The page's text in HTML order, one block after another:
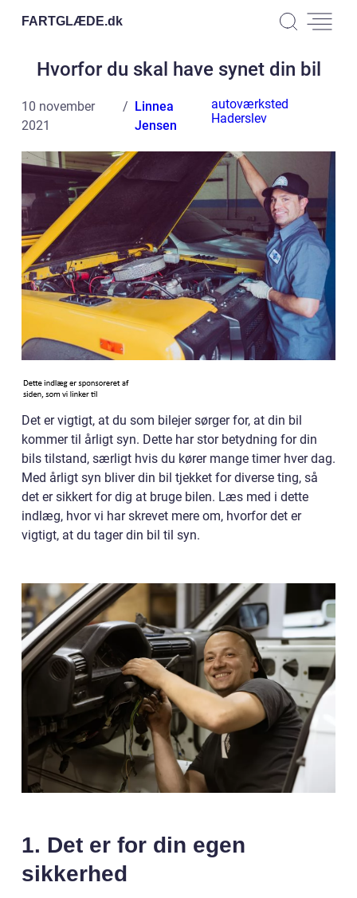
FARTGLÆDE.dk
Hvorfor du skal have synet din bil
10 november
2021
Linnea
Jensen
autoværksted
Haderslev
Det er vigtigt, at du som bilejer sørger for, at din bil
kommer til årligt syn. Dette har stor betydning for din
bils tilstand, særligt hvis du kører mange timer hver dag.
Med årligt syn bliver din bil tjekket for diverse ting, så
det er sikkert for dig at bruge bilen. Læs med i dette
indlæg, hvor vi har skrevet mere om, hvorfor det er
vigtigt, at du tager din bil til syn.
1. Det er for din egen
sikkerhed